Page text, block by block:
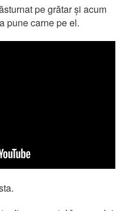
pe grătar și acum
pune carne pe el.